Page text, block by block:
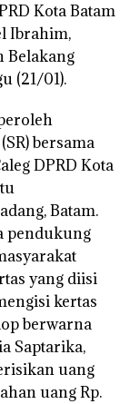
Kota Batam
Ibrahim,
Belakang
(21/01).
bersama
DPRD Kota
Batam.
pendukung
yang diisi
kertas
berwarna
Saptarika,
uang
uang Rp.